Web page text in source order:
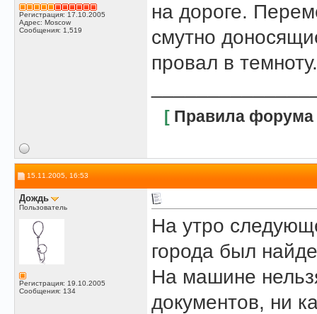
Регистрация: 17.10.2005
Адрес: Moscow
Сообщения: 1,519
на дороге.
смутно
провал в
[ Правила форума
15.11.2005, 16:53
Дождь
Пользователь
Регистрация: 19.10.2005
Сообщения: 134
На утро
города был
На машине
документов, ни